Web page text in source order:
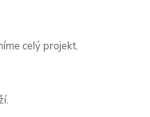
celý projekt.